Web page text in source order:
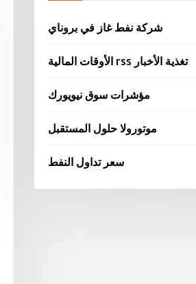
شركة نفط غاز في بروناي
الأوقات المالية rss تغذية الأخبار
مؤشرات سوق نيويورك
موتورولا حلول المستقبل
سعر تداول النفط